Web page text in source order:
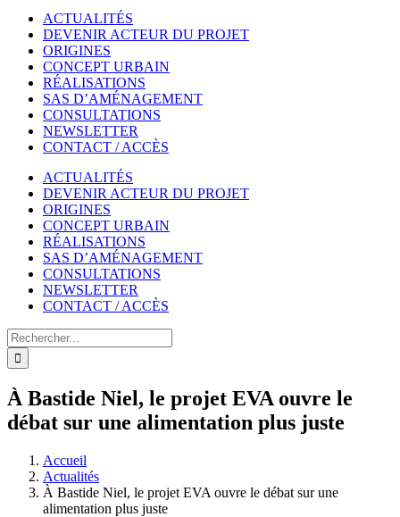
ACTUALITÉS
DEVENIR ACTEUR DU PROJET
ORIGINES
CONCEPT URBAIN
RÉALISATIONS
SAS D’AMÉNAGEMENT
CONSULTATIONS
NEWSLETTER
CONTACT / ACCÈS
ACTUALITÉS
DEVENIR ACTEUR DU PROJET
ORIGINES
CONCEPT URBAIN
RÉALISATIONS
SAS D’AMÉNAGEMENT
CONSULTATIONS
NEWSLETTER
CONTACT / ACCÈS
Rechercher
À Bastide Niel, le projet EVA ouvre le
débat sur une alimentation plus juste
Accueil
Actualités
À Bastide Niel, le projet EVA ouvre le débat sur une
alimentation plus juste